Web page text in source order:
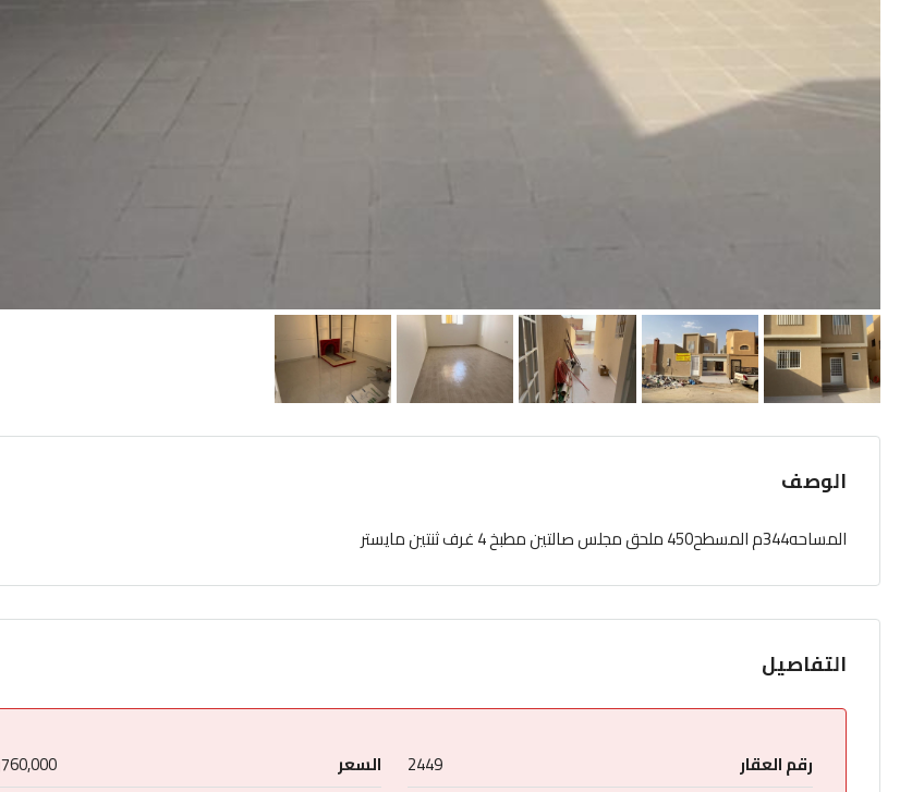
الوصف
المساحه344م المسطح450 ملحق مجلس صالتين مطبخ 4 غرف ثنتين مايستر
التفاصيل
رقم العقار 2449 السعر
760,000ريال